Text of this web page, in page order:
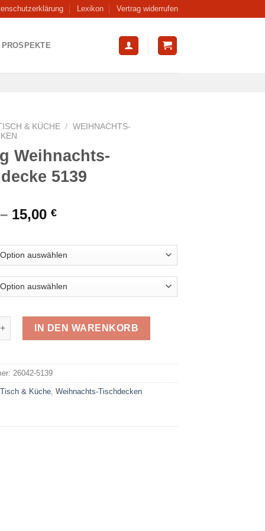
Lexikon Vertrag widerrufen
PROSPEKTE
& KÜCHE / WEIHNACHTS-
Weihnachts-
5139
– 15,00€
Tischdecke 5139 Menge
IN DEN WARENKORB
26042-5139
Tisch & Küche ,Weihnachts-Tischdecken